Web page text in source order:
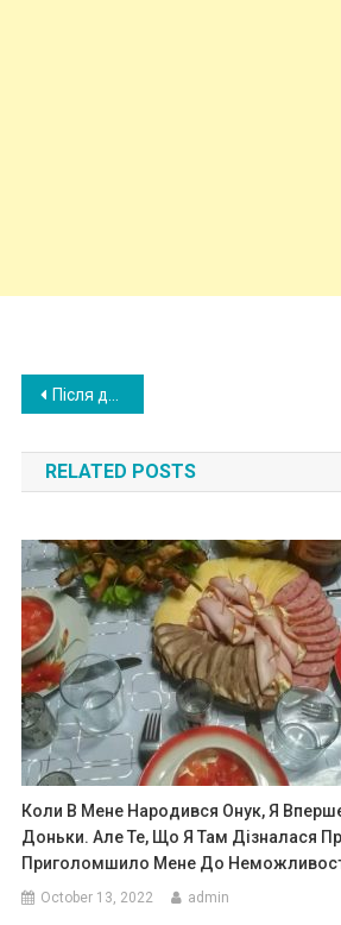
Post
navigation
Після дня народження сина подруги, її чоловік вирішив проводити мені додому. Однак, біля мого під’їзду сталося те, від чого мені дуже соромно перед подругою
RELATED POSTS
Коли В Мене Народився Онук, Я
Доньки. Але Те, Що Я Там Дізналася
Приголомшило Мене До
October 13, 2022 admin